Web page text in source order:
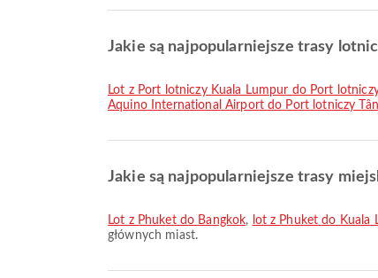
Jakie są najpopularniejsze trasy
lot z Port lotniczy Kuala Lumpur do Port
Aquino International Airport do Port lotniczy
Jakie są najpopularniejsze trasy
lot z Phuket do Bangkok, lot z Phuket do Kuala
głównych miast.